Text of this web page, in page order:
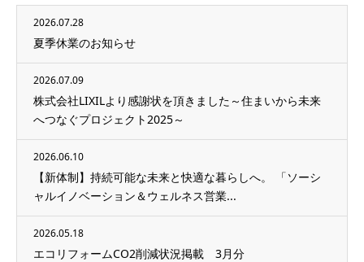
2026.07.28
夏季休業のお知らせ
2026.07.09
株式会社LIXILより感謝状を頂きました～住まいから未来
へつなぐプロジェクト2025～
2026.06.10
【新体制】持続可能な未来と快適な暮らしへ。 「ソーシ
ャルイノベーション＆ウェルネス営業...
2026.05.18
エコリフォームCO2削減状況掲載 3月分